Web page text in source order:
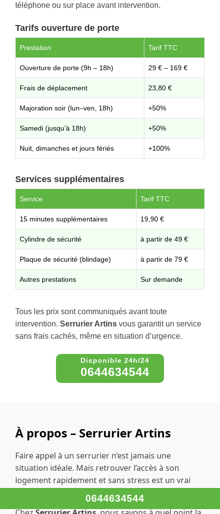
téléphone ou sur place avant intervention.
Tarifs ouverture de porte
Prestation Tarif TTC
Ouverture de porte (9h – 18h) 29 € – 169 €
Frais de déplacement 23,80 €
Majoration soir (lun–ven, 18h) +50%
Samedi (jusqu’à 18h) +50%
Nuit, dimanches et jours fériés +100%
Services supplémentaires
Service Tarif TTC
15 minutes supplémentaires 19,90 €
Cylindre de sécurité à partir de 49 €
Plaque de sécurité (blindage) à partir de 79 €
Autres prestations Sur demande
Tous les prix sont communiqués avant toute
intervention. Serrurier Artins vous garantit un service
sans frais cachés, même en situation d’urgence.
0644634544
À propos – Serrurier Artins
Faire appel à un serrurier n’est jamais une
situation idéale. Mais retrouver l’accès à son
logement rapidement et sans stress est un vrai
0644634544